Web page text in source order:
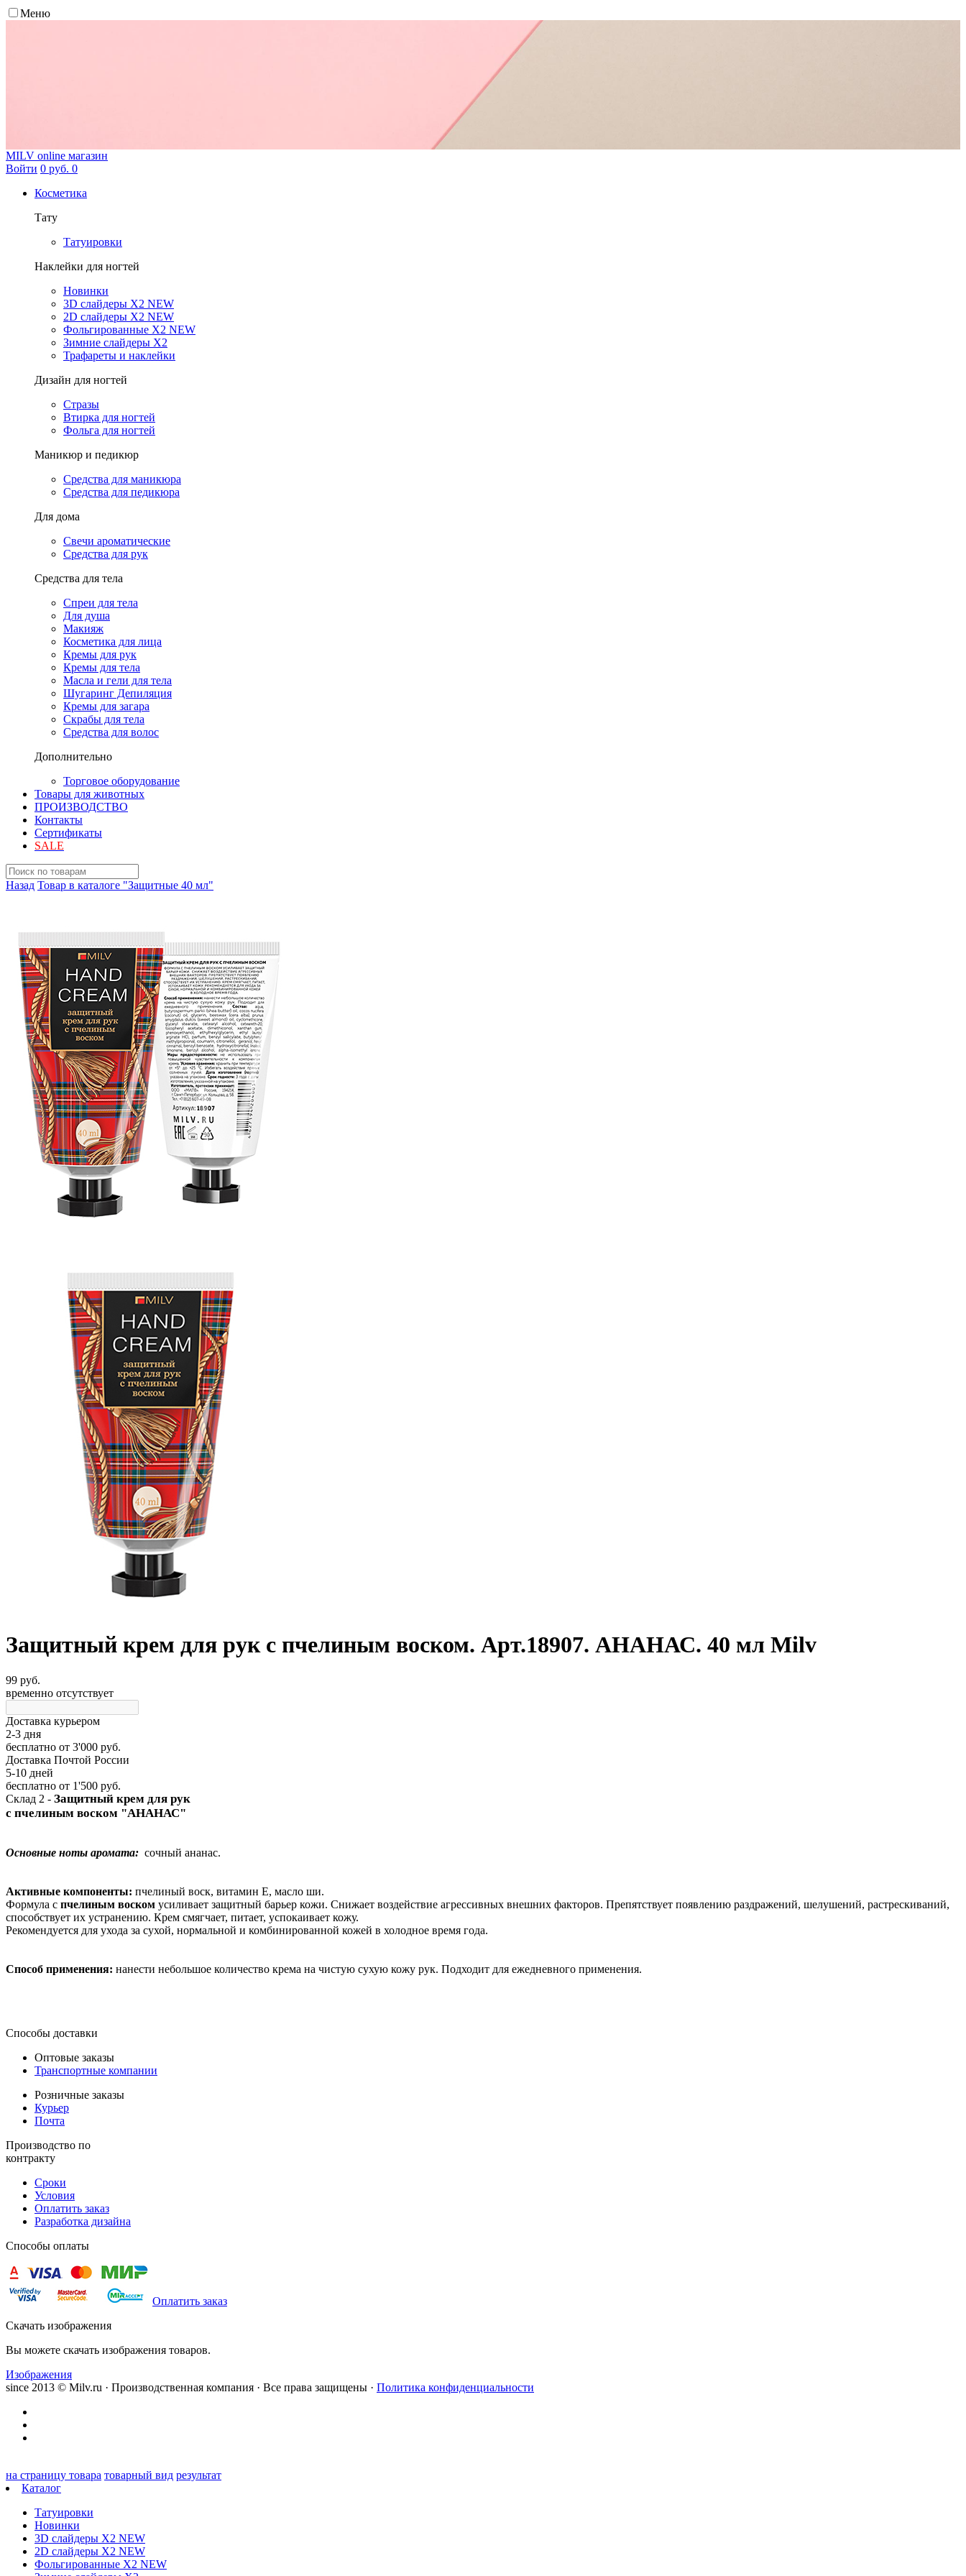
Меню
MILV online магазин
Войти 0 руб. 0
Косметика
Тату
Татуировки
Наклейки для ногтей
Новинки
3D слайдеры X2 NEW
2D слайдеры X2 NEW
Фольгированные X2 NEW
Зимние слайдеры Х2
Трафареты и наклейки
Дизайн для ногтей
Стразы
Втирка для ногтей
Фольга для ногтей
Маникюр и педикюр
Средства для маникюра
Средства для педикюра
Для дома
Свечи ароматические
Средства для рук
Средства для тела
Спреи для тела
Для душа
Макияж
Косметика для лица
Кремы для рук
Кремы для тела
Масла и гели для тела
Шугаринг Депиляция
Кремы для загара
Скрабы для тела
Средства для волос
Дополнительно
Торговое оборудование
Товары для животных
ПРОИЗВОДСТВО
Контакты
Сертификаты
SALE
Назад Товар в каталоге "Защитные 40 мл"
Защитный крем для рук с пчелиным воском. Арт.18907. АНАНАС. 40 мл Milv
99 руб.
временно отсутствует
Доставка курьером
2-3 дня
бесплатно от 3'000 руб.
Доставка Почтой России
5-10 дней
бесплатно от 1'500 руб.
Склад 2 - Защитный крем для рук
с пчелиным воском "АНАНАС"
Основные ноты аромата: сочный ананас.
Активные компоненты: пчелиный воск, витамин Е, масло ши.
Формула с пчелиным воском усиливает защитный барьер кожи. Снижает воздействие агрессивных внешних факторов. Препятствует появлению раздражений, шелушений, растрескиваний,
способствует их устранению. Крем смягчает, питает, успокаивает кожу.
Рекомендуется для ухода за сухой, нормальной и комбинированной кожей в холодное время года.
Способ применения: нанести небольшое количество крема на чистую сухую кожу рук. Подходит для ежедневного применения.
Способы доставки
Оптовые заказы
Транспортные компании
Розничные заказы
Курьер
Почта
Производство по
контракту
Сроки
Условия
Оплатить заказ
Разработка дизайна
Способы оплаты
Оплатить заказ
Скачать изображения
Вы можете скачать изображения товаров.
Изображения
since 2013 © Milv.ru · Производственная компания · Все права защищены · Политика конфиденциальности
на страницу товара товарный вид результат
Каталог
Татуировки
Новинки
3D слайдеры X2 NEW
2D слайдеры X2 NEW
Фольгированные X2 NEW